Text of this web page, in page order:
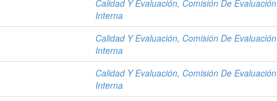
Calidad Y Evaluación, Comisión De Evaluación
Interna
Calidad Y Evaluación, Comisión De Evaluación
Interna
Calidad Y Evaluación, Comisión De Evaluación
Interna